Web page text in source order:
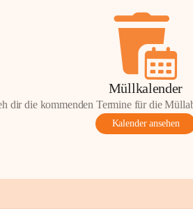
Müllkalender
dir die kommenden Termine für die
Kalender ansehen